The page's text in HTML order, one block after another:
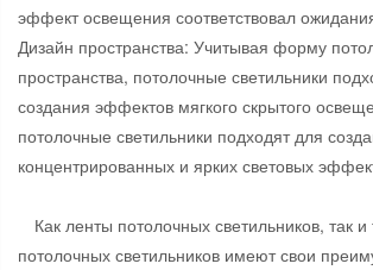
эффект освещения соответствовал
Дизайн пространства: Учитывая форму
пространства, потолочные светильники
создания эффектов мягкого скрытого
потолочные светильники подходят для
концентрированных и ярких световых
Как ленты потолочных светильников, так и
потолочных светильников имеют свои